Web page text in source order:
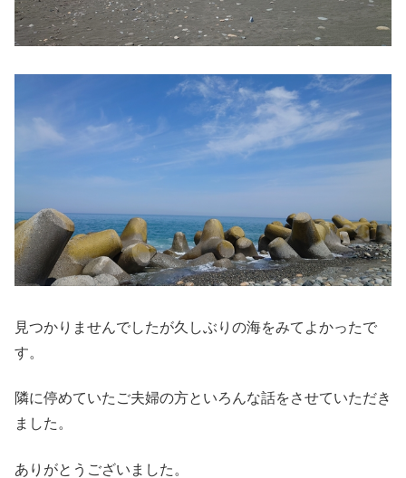
見つかりませんでしたが久しぶりの海をみてよかったで
す。
隣に停めていたご夫婦の方といろんな話をさせていただき
ました。
ありがとうございました。